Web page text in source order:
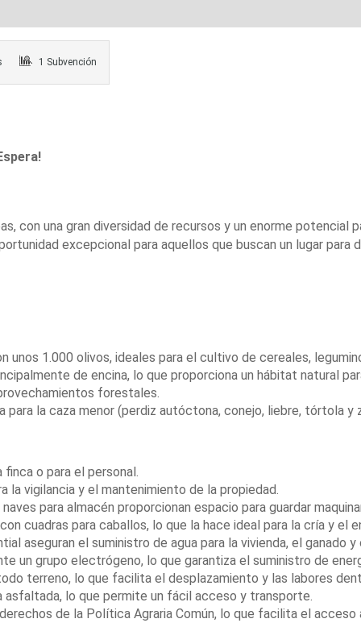
1 Subvención
con una gran diversidad de recursos y un enorme potencial
excepcional para aquellos que buscan un lugar para
unos 1.000 olivos, ideales para el cultivo de cereales,
de encina, lo que proporciona un hábitat natural
forestales.
para la caza menor (perdiz autóctona, conejo, liebre, tórtola
finca o para el personal.
la vigilancia y el mantenimiento de la propiedad.
para almacén proporcionan espacio para guardar
cuadras para caballos, lo que la hace ideal para la cría y el
aseguran el suministro de agua para la vivienda, el ganado
un grupo electrógeno, lo que garantiza el suministro de
terreno, lo que facilita el desplazamiento y las labores
lo que permite un fácil acceso y transporte.
de la Política Agraria Común, lo que facilita el acceso